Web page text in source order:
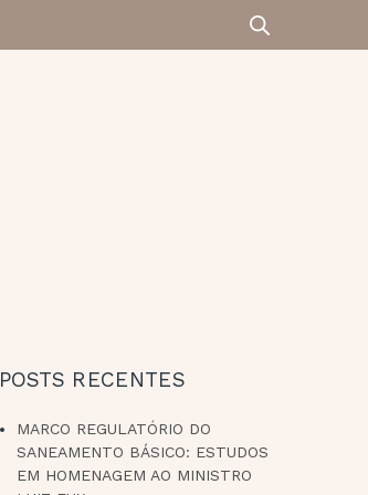
POSTS RECENTES
MARCO REGULATÓRIO DO
SANEAMENTO BÁSICO: ESTUDOS
EM HOMENAGEM AO MINISTRO